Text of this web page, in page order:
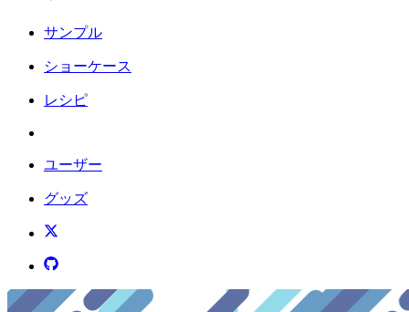
サンプル
ショーケース
レシピ
ユーザー
グッズ